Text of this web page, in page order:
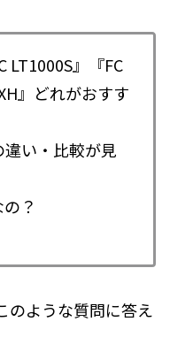
LT1000S』『FC
』どれがおすす
違い・比較が見
？
のような質問に答え